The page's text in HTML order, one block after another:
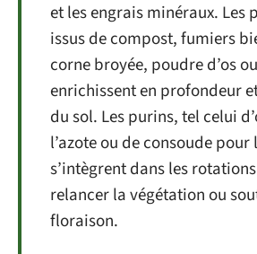
et les engrais minéraux. Les
issus de compost, fumiers
corne broyée, poudre d’os
enrichissent en profondeur
du sol. Les purins, tel celui
l’azote ou de consoude
s’intègrent dans les
relancer la végétation ou
floraison.